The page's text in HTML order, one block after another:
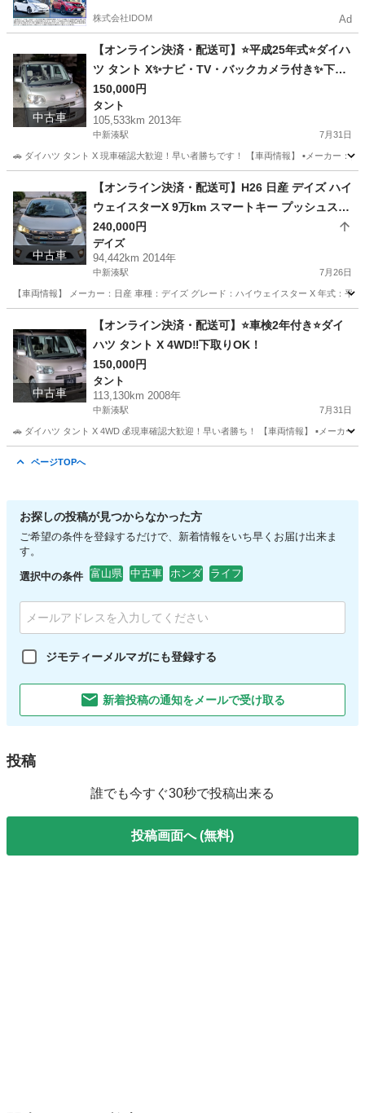
株式会社IDOM Ad
中古車
【オンライン決済・配送可】⭐平成25年式⭐ダイハ
ツ タント X✨ナビ・TV・バックカメラ付き✨下取
りOK！
150,000円
タント
105,533km 2013年
中新湊駅 7月31日
🚗 ダイハツ タント X 現車確認大歓迎！早い者勝ちです！ 【車両情報】 ▪メーカー：
中新湊駅 タント
中古車
【オンライン決済・配送可】H26 日産 デイズ ハイ
ウェイスターX 9万km スマートキー プッシュスタ
ート
240,000円
デイズ
94,442km 2014年
中新湊駅 7月26日
【車両情報】 メーカー：日産 車種：デイズ グレード：ハイウェイスター X 年式：
中新湊駅 デイズ
中古車
【オンライン決済・配送可】⭐車検2年付き⭐ダイ
ハツ タント X 4WD‼️下取りOK！
150,000円
タント
113,130km 2008年
中新湊駅 7月31日
🚗 ダイハツ タント X 4WD 💰現車確認大歓迎！早い者勝ち！ 【車両情報】 ▪メーカー
ページTOPへ
お探しの投稿が見つからなかった方
ご希望の条件を登録するだけで、新着情報をいち早くお届け出来ま
す。
選択中の条件 富山県 中古車 ホンダ ライフ
ジモティーメルマガにも登録する
新着投稿の通知をメールで受け取る
投稿
誰でも今すぐ30秒で投稿出来る
投稿画面へ (無料)